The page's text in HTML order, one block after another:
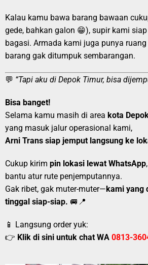
Kalau kamu bawa barang bawaan
gede, bahkan galon 😁), supir kami
bagasi. Armada kami juga punya
barang gak ditumpuk sembarangan.
💬 “Tapi aku di Depok Timur, bisa
Bisa banget!
Selama kamu masih di area kota
yang masuk jalur operasional kami,
Arni Trans siap jemput langsung ke
Cukup kirim pin lokasi lewat WhatsApp
bantu atur rute penjemputannya.
Gak ribet, gak muter-muter—kami yang
tinggal siap-siap. 🚐📍
📱 Langsung order yuk:
👉 Klik di sini untuk chat WA 0813-